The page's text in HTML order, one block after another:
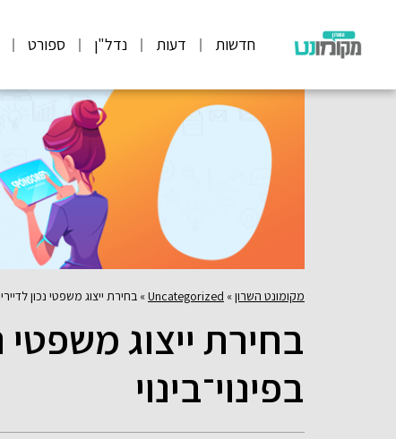
חדשות דעות נדל"ן ספורט
מקומונט השרון»
Uncategorized
» בחירת ייצוג משפטי נכון
בחירת ייצוג משפטי
בפינוי־בינוי